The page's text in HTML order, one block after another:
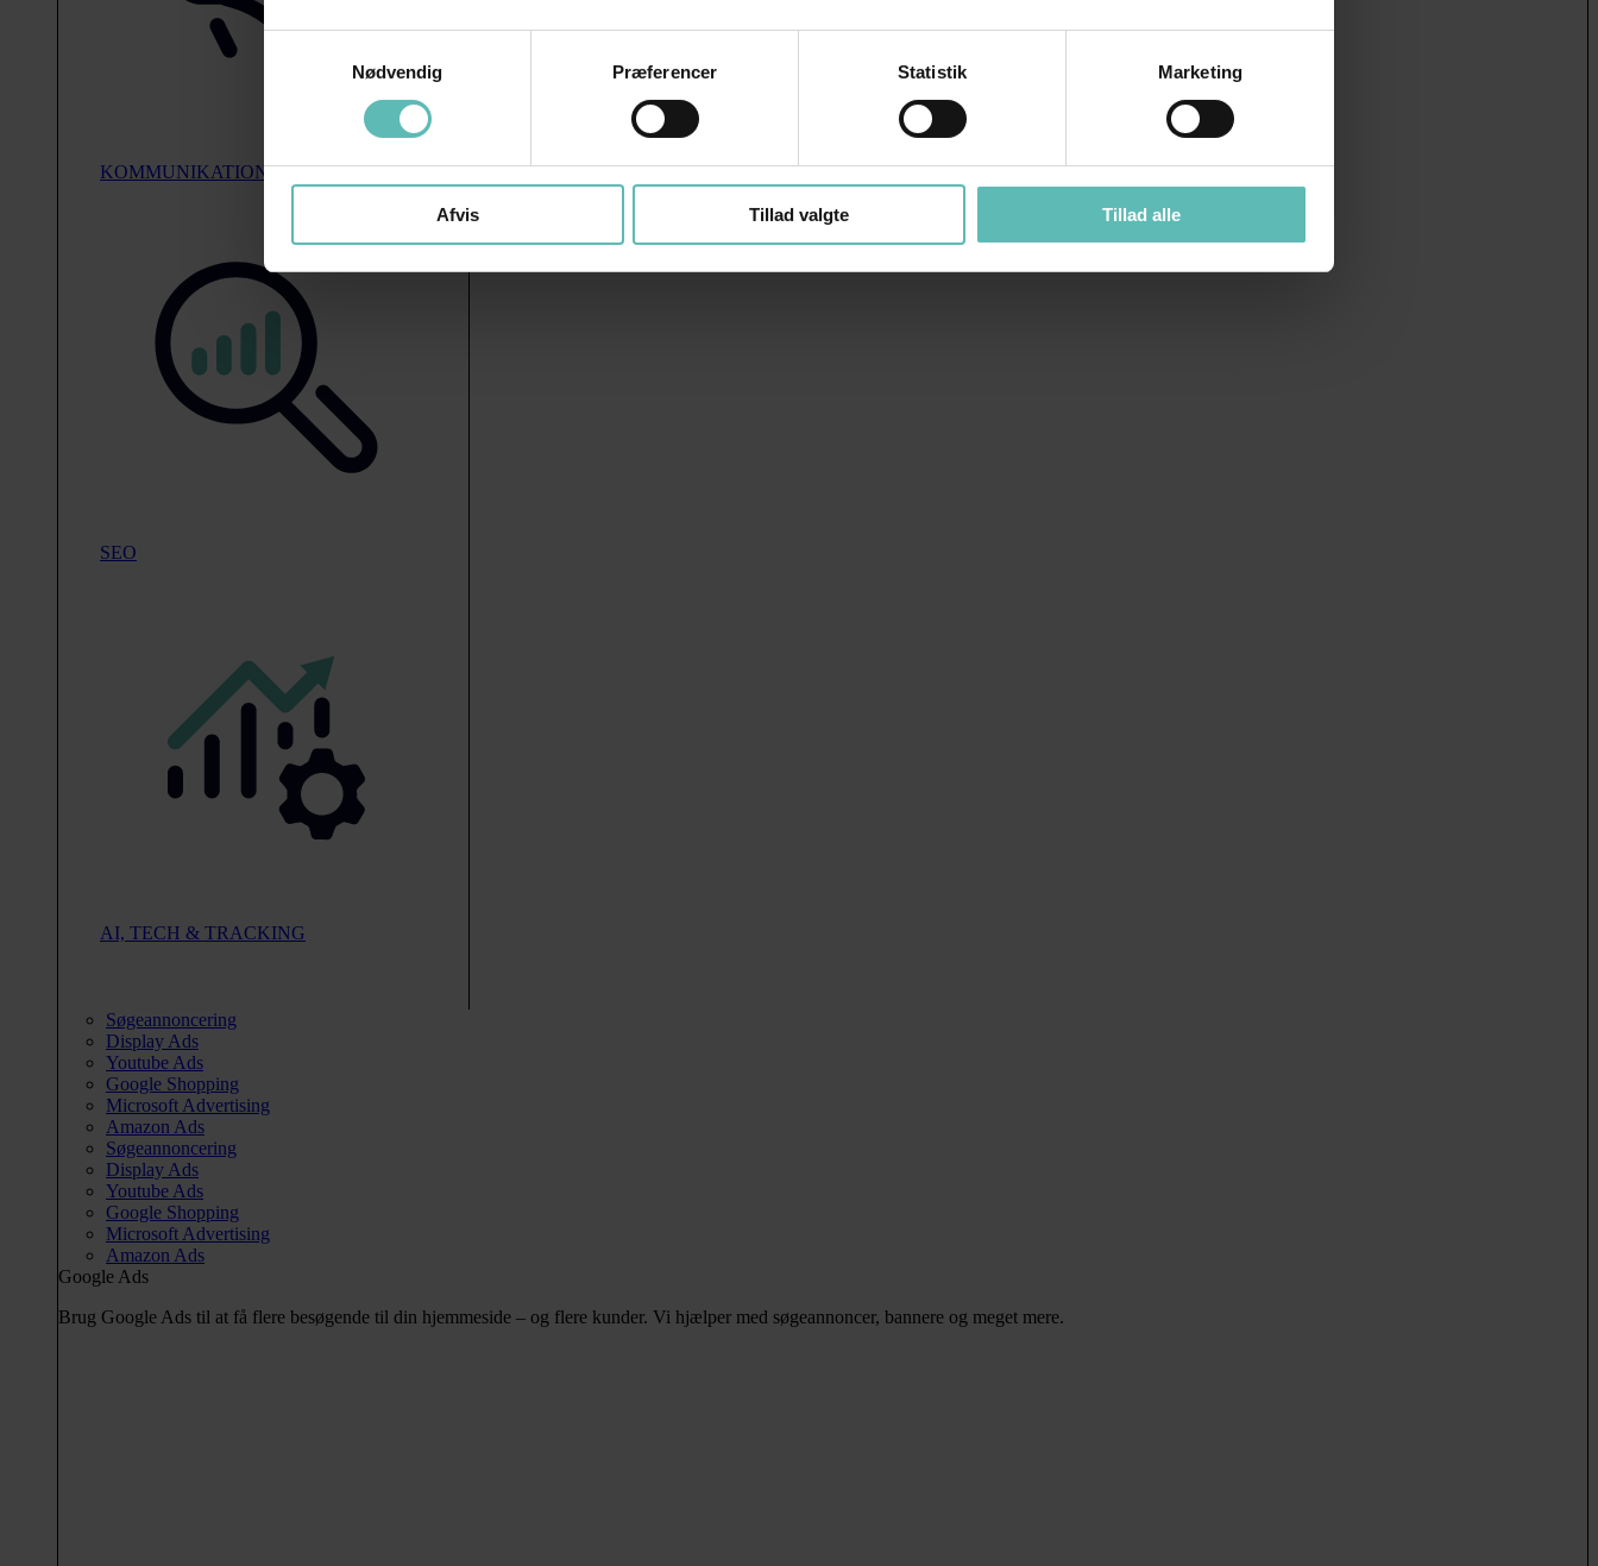
Nødvendig
Præferencer Statistik Marketing
Afvis Tillad valgte Tillad alle
KOMMUNIKATION
SEO
AI, TECH & TRACKING
Søgeannoncering
Display Ads
Youtube Ads
Google Shopping
Microsoft Advertising
Amazon Ads
Søgeannoncering
Display Ads
Youtube Ads
Google Shopping
Microsoft Advertising
Amazon Ads
Google Ads
Brug Google Ads til at få flere besøgende til din hjemmeside – og flere kunder. Vi hjælper med søgeannoncer, bannere og meget mere.